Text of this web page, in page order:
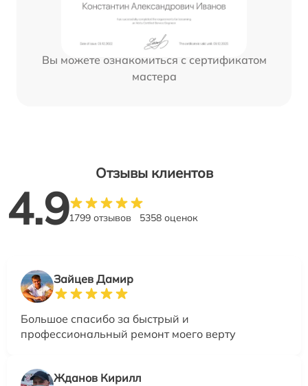
Вы можете ознакомиться с сертификатом
мастера
Отзывы клиентов
4.91799 отзывов 5358 оценок
Зайцев Дамир
Большое спасибо за быстрый и
профессиональный ремонт моего верту
Жданов Кирилл